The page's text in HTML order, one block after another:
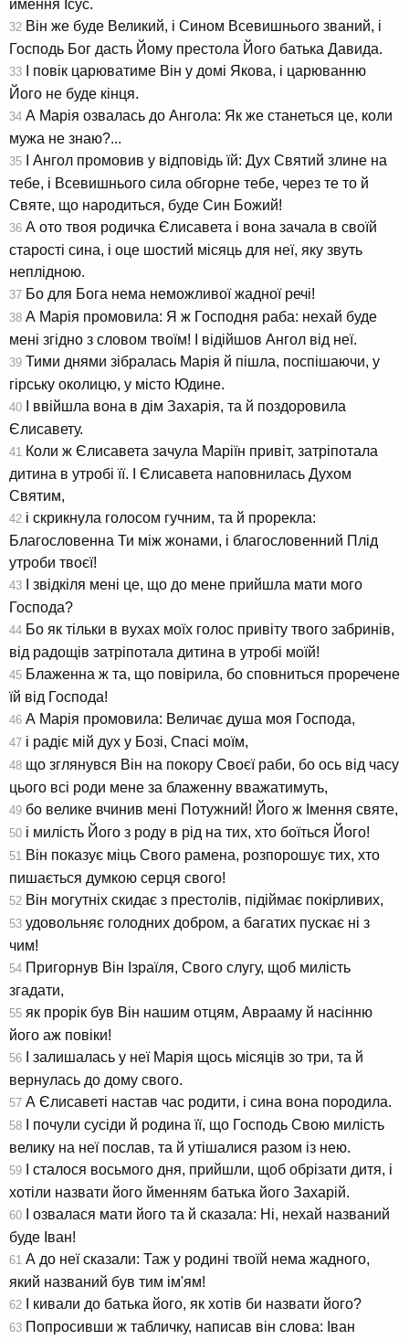
ймення Ісус.
32 Він же буде Великий, і Сином Всевишнього званий, і
Господь Бог дасть Йому престола Його батька Давида.
33 І повік царюватиме Він у домі Якова, і царюванню
Його не буде кінця.
34 А Марія озвалась до Ангола: Як же станеться це, коли
мужа не знаю?...
35 І Ангол промовив у відповідь їй: Дух Святий злине на
тебе, і Всевишнього сила обгорне тебе, через те то й
Святе, що народиться, буде Син Божий!
36 А ото твоя родичка Єлисавета і вона зачала в своїй
старості сина, і оце шостий місяць для неї, яку звуть
неплідною.
37 Бо для Бога нема неможливої жадної речі!
38 А Марія промовила: Я ж Господня раба: нехай буде
мені згідно з словом твоїм! І відійшов Ангол від неї.
39 Тими днями зібралась Марія й пішла, поспішаючи, у
гірську околицю, у місто Юдине.
40 І ввійшла вона в дім Захарія, та й поздоровила
Єлисавету.
41 Коли ж Єлисавета зачула Маріїн привіт, затріпотала
дитина в утробі її. І Єлисавета наповнилась Духом
Святим,
42 і скрикнула голосом гучним, та й прорекла:
Благословенна Ти між жонами, і благословенний Плід
утроби твоєї!
43 І звідкіля мені це, що до мене прийшла мати мого
Господа?
44 Бо як тільки в вухах моїх голос привіту твого забринів,
від радощів затріпотала дитина в утробі моїй!
45 Блаженна ж та, що повірила, бо сповниться проречене
їй від Господа!
46 А Марія промовила: Величає душа моя Господа,
47 і радіє мій дух у Бозі, Спасі моїм,
48 що зглянувся Він на покору Своєї раби, бо ось від часу
цього всі роди мене за блаженну вважатимуть,
49 бо велике вчинив мені Потужний! Його ж Імення святе,
50 і милість Його з роду в рід на тих, хто боїться Його!
51 Він показує міць Свого рамена, розпорошує тих, хто
пишається думкою серця свого!
52 Він могутніх скидає з престолів, підіймає покірливих,
53 удовольняє голодних добром, а багатих пускає ні з
чим!
54 Пригорнув Він Ізраїля, Свого слугу, щоб милість
згадати,
55 як прорік був Він нашим отцям, Аврааму й насінню
його аж повіки!
56 І залишалась у неї Марія щось місяців зо три, та й
вернулась до дому свого.
57 А Єлисаветі настав час родити, і сина вона породила.
58 І почули сусіди й родина її, що Господь Свою милість
велику на неї послав, та й утішалися разом із нею.
59 І сталося восьмого дня, прийшли, щоб обрізати дитя, і
хотіли назвати його йменням батька його Захарій.
60 І озвалася мати його та й сказала: Ні, нехай названий
буде Іван!
61 А до неї сказали: Таж у родині твоїй нема жадного,
який названий був тим ім'ям!
62 І кивали до батька його, як хотів би назвати його?
63 Попросивши ж табличку, написав він слова: Іван